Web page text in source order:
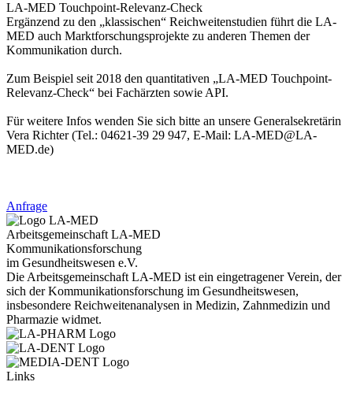
LA-MED Touchpoint-Relevanz-Check
Ergänzend zu den „klassischen“ Reichweitenstudien führt die LA-
MED auch Marktforschungsprojekte zu anderen Themen der
Kommunikation durch.
Zum Beispiel seit 2018 den quantitativen „LA-MED Touchpoint-
Relevanz-Check“ bei Fachärzten sowie API.
Für weitere Infos wenden Sie sich bitte an unsere Generalsekretärin
Vera Richter (Tel.: 04621-39 29 947, E-Mail: LA-MED@LA-
MED.de)
Anfrage
Arbeitsgemeinschaft LA-MED
Kommunikationsforschung
im Gesundheitswesen e.V.
Die Arbeitsgemeinschaft LA-MED ist ein eingetragener Verein, der
sich der Kommunikationsforschung im Gesundheitswesen,
insbesondere Reichweitenanalysen in Medizin, Zahnmedizin und
Pharmazie widmet.
Links